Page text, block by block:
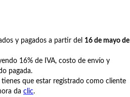
y pagados a partir del 16 de mayo de
16% de IVA, costo de envío y
pagada.
que estar registrado como cliente
da clic.